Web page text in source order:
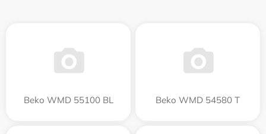
Beko WMD 55100 BL Beko WMD 54580 T